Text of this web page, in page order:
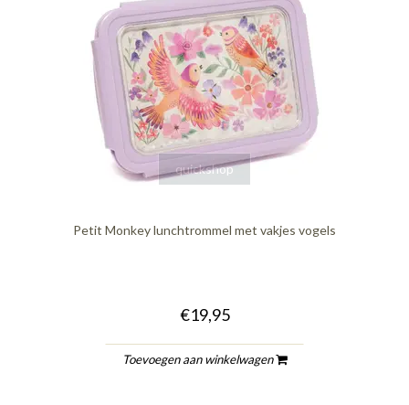
quickshop
Petit Monkey lunchtrommel met vakjes vogels
€19,95
Toevoegen aan winkelwagen